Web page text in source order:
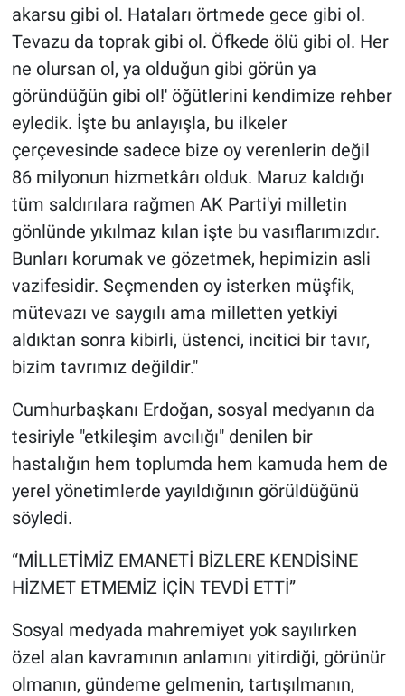
akarsu gibi ol. Hataları örtmede gece gibi ol.
Tevazu da toprak gibi ol. Öfkede ölü gibi ol. Her
ne olursan ol, ya olduğun gibi görün ya
göründüğün gibi ol!' öğütlerini kendimize rehber
eyledik. İşte bu anlayışla, bu ilkeler
çerçevesinde sadece bize oy verenlerin değil
86 milyonun hizmetkârı olduk. Maruz kaldığı
tüm saldırılara rağmen AK Parti'yi milletin
gönlünde yıkılmaz kılan işte bu vasıflarımızdır.
Bunları korumak ve gözetmek, hepimizin asli
vazifesidir. Seçmenden oy isterken müşfik,
mütevazı ve saygılı ama milletten yetkiyi
aldıktan sonra kibirli, üstenci, incitici bir tavır,
bizim tavrımız değildir."
Cumhurbaşkanı Erdoğan, sosyal medyanın da
tesiriyle "etkileşim avcılığı" denilen bir
hastalığın hem toplumda hem kamuda hem de
yerel yönetimlerde yayıldığının görüldüğünü
söyledi.
“MİLLETİMİZ EMANETİ BİZLERE KENDİSİNE
HİZMET ETMEMİZ İÇİN TEVDİ ETTİ”
Sosyal medyada mahremiyet yok sayılırken
özel alan kavramının anlamını yitirdiği, görünür
olmanın, gündeme gelmenin, tartışılmanın,